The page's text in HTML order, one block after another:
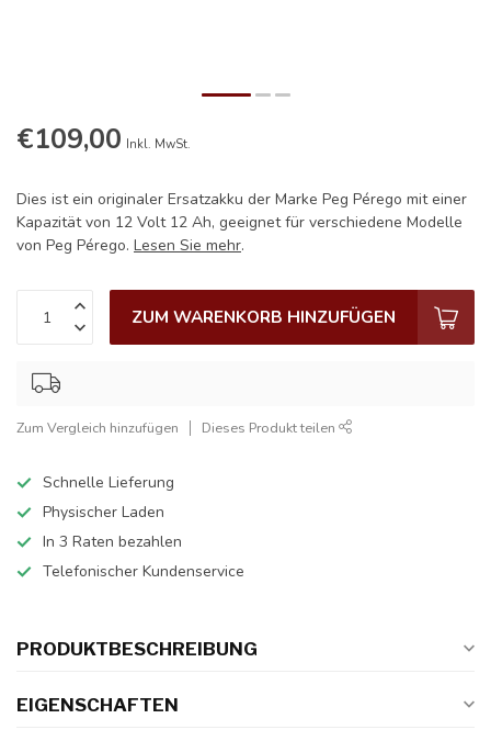
€109,00 Inkl. MwSt.
Dies ist ein originaler Ersatzakku der Marke Peg Pérego mit einer
Kapazität von 12 Volt 12 Ah, geeignet für verschiedene Modelle
von Peg Pérego. Lesen Sie mehr.
ZUM WARENKORB HINZUFÜGEN
Zum Vergleich hinzufügen Dieses Produkt teilen
Schnelle Lieferung
Physischer Laden
In 3 Raten bezahlen
Telefonischer Kundenservice
PRODUKTBESCHREIBUNG
EIGENSCHAFTEN